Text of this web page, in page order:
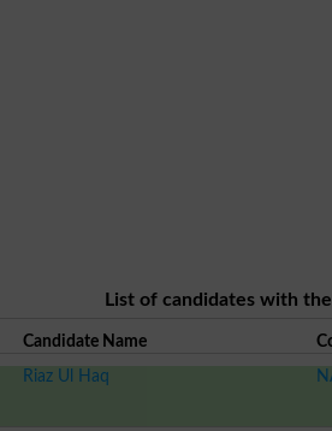
List of candidates with
Candidate Name
Riaz Ul Haq